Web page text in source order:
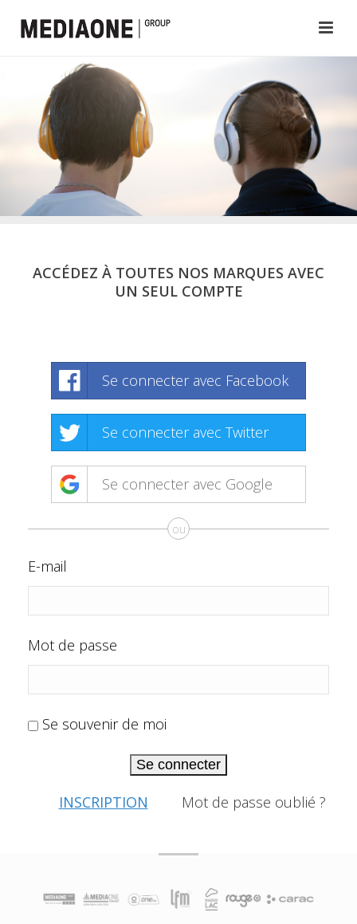
ACCÉDEZ À TOUTES NOS MARQUES AVEC
UN SEUL COMPTE
Se connecter avec Facebook
Se connecter avec Twitter
Se connecter avec Google
ou
E-mail
Mot de passe
Se souvenir de moi
Se connecter
INSCRIPTION Mot de passe oublié ?